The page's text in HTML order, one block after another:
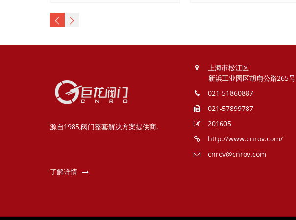
源自1985,阀门整套解决方案提供商.
上海市松江区
新浜工业园区胡甪公路265号
021-51860887
021-57899787
201605
http://www.cnrov.com/
cnrov@cnrov.com
了解详情